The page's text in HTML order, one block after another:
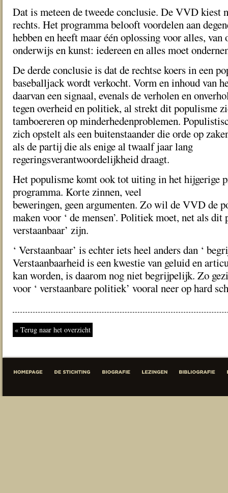
Dat is meteen de tweede conclusie. De VVD kiest
rechts. Het programma belooft voordelen aan
hebben en heeft maar één oplossing voor alles, van
onderwijs en kunst: iedereen en alles moet
De derde conclusie is dat de rechtse koers in een
baseballjack wordt verkocht. Vorm en inhoud van
daarvan een signaal, evenals de verholen en
tegen overheid en politiek, al strekt dit populisme
tamboereren op minderhedenproblemen.
zich opstelt als een buitenstaander die orde op
als de partij die als enige al twaalf jaar lang
regeringsverantwoordelijkheid draagt.
Het populisme komt ook tot uiting in het hijgerige
programma. Korte zinnen, veel
beweringen, geen argumenten. Zo wil de VVD de
maken voor ‘ de mensen’. Politiek moet, net als dit
verstaanbaar’ zijn.
‘ Verstaanbaar’ is echter iets heel anders dan ‘
Verstaanbaarheid is een kwestie van geluid en
kan worden, is daarom nog niet begrijpelijk. Zo
voor ‘ verstaanbare politiek’ vooral neer op hard
« Terug naar het overzicht